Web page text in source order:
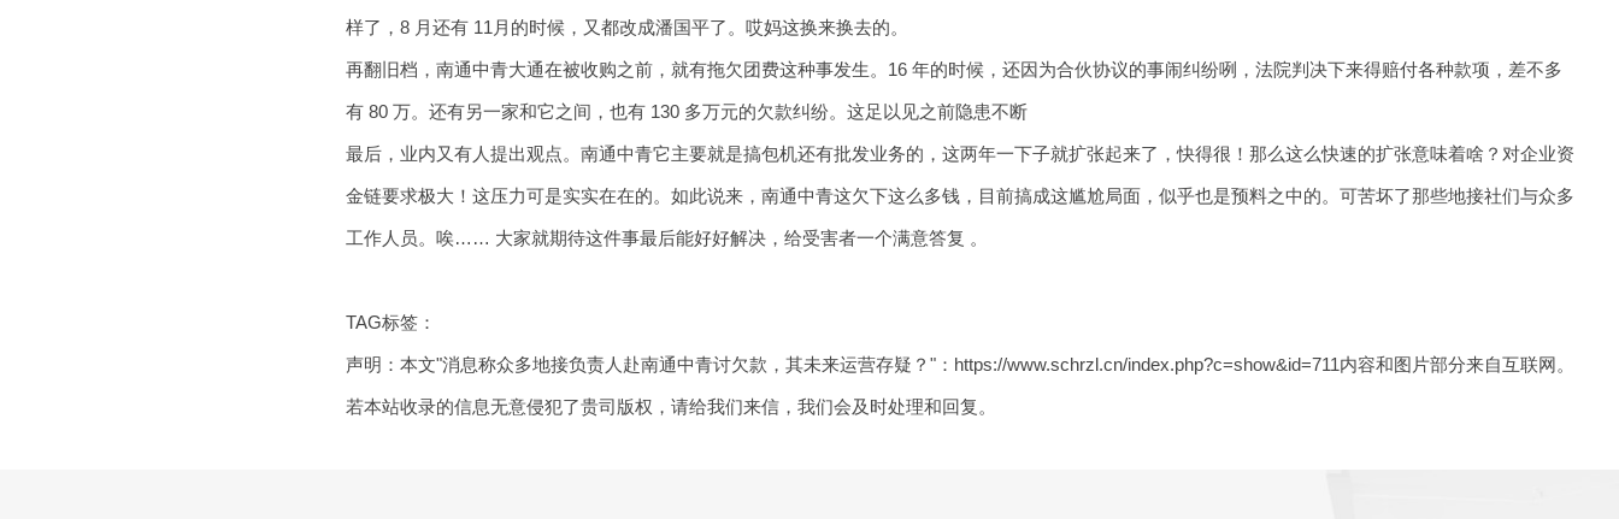
样了，8 月还有 11月的时候，又都改成潘国平了。哎妈这换来换去的。
再翻旧档，南通中青大通在被收购之前，就有拖欠团费这种事发生。16 年的时候，还因为合伙协议的事闹纠纷咧，法院判决下来得赔付各种款项，差不多
有 80 万。还有另一家和它之间，也有 130 多万元的欠款纠纷。这足以见之前隐患不断
最后，业内又有人提出观点。南通中青它主要就是搞包机还有批发业务的，这两年一下子就扩张起来了，快得很！那么这么快速的扩张意味着啥？对企业资
金链要求极大！这压力可是实实在在的。如此说来，南通中青这欠下这么多钱，目前搞成这尴尬局面，似乎也是预料之中的。可苦坏了那些地接社们与众多
工作人员。唉…… 大家就期待这件事最后能好好解决，给受害者一个满意答复 。
TAG标签：
声明：本文"消息称众多地接负责人赴南通中青讨欠款，其未来运营存疑？"： https://www.schrzl.cn/index.php?c=show&id=711内容和图片部分来自互联网。
若本站收录的信息无意侵犯了贵司版权，请给我们来信，我们会及时处理和回复。